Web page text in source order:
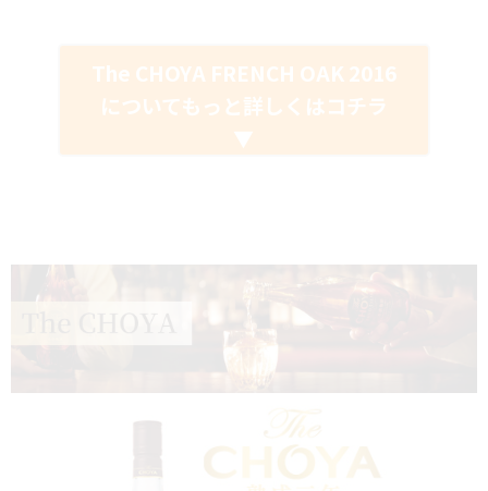
The CHOYA FRENCH OAK 2016
についてもっと詳しくはコチラ
▼